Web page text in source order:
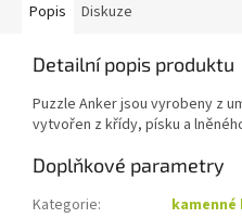
Popis Diskuze
Detailní popis produktu
Puzzle Anker jsou vyrobeny z
vytvořen z křídy, písku a
Doplňkové parametry
Kategorie:
kamenné